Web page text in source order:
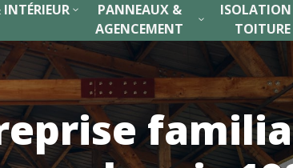
3
3
PANNEAUX &
AGENCEMENT
TOITURE